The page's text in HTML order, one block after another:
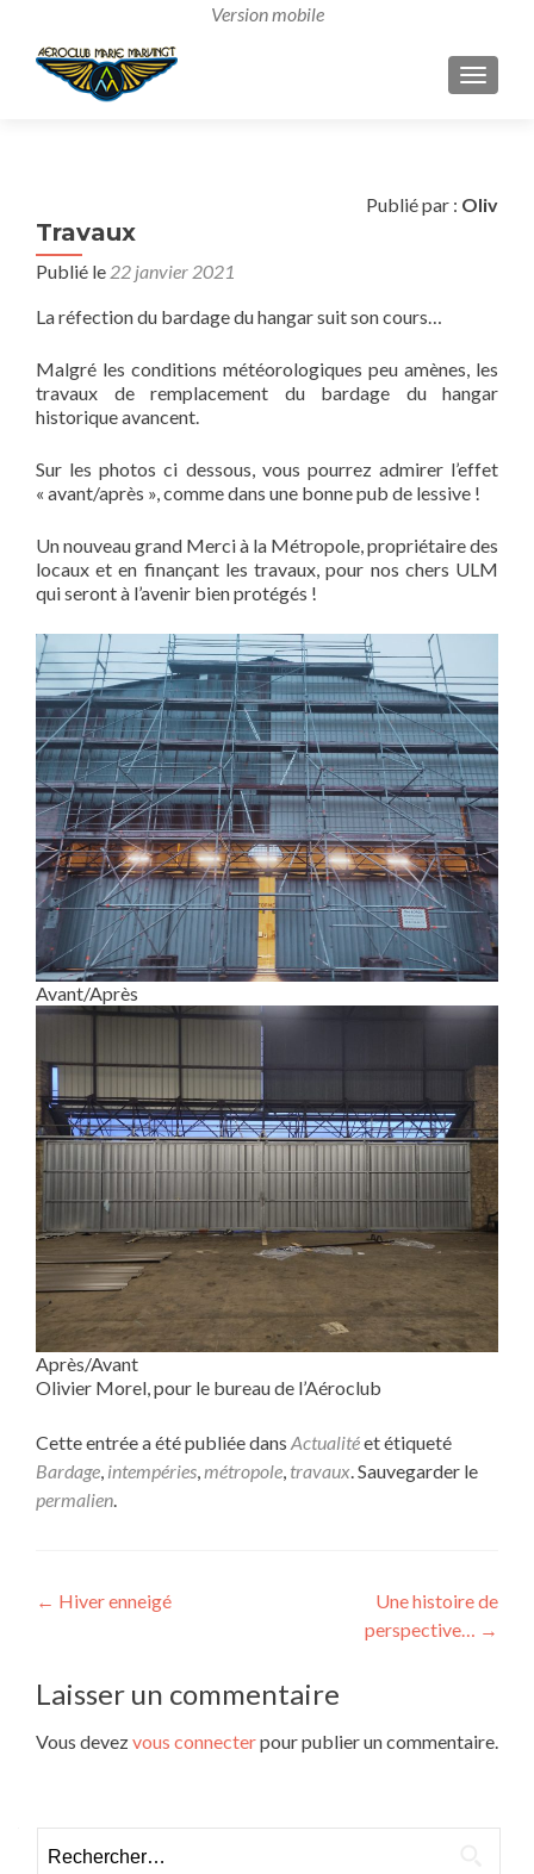
Publié par : Oliv
Travaux
Publié le 22 janvier 2021
La réfection du bardage du hangar suit son cours…
Malgré les conditions météorologiques peu amènes, les
travaux de remplacement du bardage du hangar
historique avancent.
Sur les photos ci dessous, vous pourrez admirer l’effet
« avant/après », comme dans une bonne pub de lessive !
Un nouveau grand Merci à la Métropole, propriétaire des
locaux et en finançant les travaux, pour nos chers ULM
qui seront à l’avenir bien protégés !
Avant/Après
Après/Avant
Olivier Morel, pour le bureau de l’Aéroclub
Cette entrée a été publiée dans Actualitéet étiqueté
Bardage, intempéries,métropole, travaux. Sauvegarder le
permalien.
Navigation
l’article
← Hiver enneigé
Une histoire de
perspective… →
Laisser un commentaire
Vous devezvous connecterpour publier un commentaire.